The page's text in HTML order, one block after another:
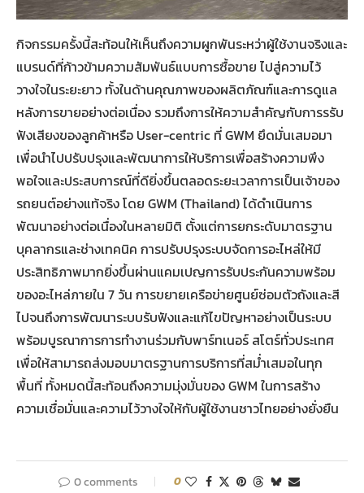
กิจกรรมครั้งนี้สะท้อนให้เห็นถึงความผูกพันระหว่าผู้ใช้งานจริงและ
แบรนด์ที่ก้าวข้ามความสัมพันธ์แบบการซื้อขาย ไปสู่ความไว้
วางใจในระยะยาว ทั้งในด้านคุณภาพของผลิตภัณฑ์และการดูแล
หลังการขายอย่างต่อเนื่อง รวมถึงการให้ความสำคัญกับการรรับ
ฟังเสียงของลูกค้าหรือ User-centric ที่ GWM ยึดมั่นเสมอมา
เพื่อนำไปปรับปรุงและพัฒนาการให้บริการเพื่อสร้างความพึง
พอใจและประสบการณ์ที่ดียิ่งขึ้นตลอดระยะเวลาการเป็นเจ้าของ
รถยนต์อย่างแท้จริง โดย GWM (Thailand) ได้ดำเนินการ
พัฒนาอย่างต่อเนื่องในหลายมิติ ตั้งแต่การยกระดับมาตรฐาน
บุคลากรและช่างเทคนิค การปรับปรุงระบบจัดการอะไหล่ให้มี
ประสิทธิภาพมากยิ่งขึ้นผ่านแคมเปญการรับประกันความพร้อม
ของอะไหล่ภายใน 7 วัน การขยายเครือข่ายศูนย์ซ่อมตัวถังและสี
ไปจนถึงการพัฒนาระบบรับฟังและแก้ไขปัญหาอย่างเป็นระบบ
พร้อมบูรณาการการทำงานร่วมกับพาร์ทเนอร์ สโตร์ทั่วประเทศ
เพื่อให้สามารถส่งมอบมาตรฐานการบริการที่สม่ำเสมอในทุก
พื้นที่ ทั้งหมดนี้สะท้อนถึงความมุ่งมั่นของ GWM ในการสร้าง
ความเชื่อมั่นและความไว้วางใจให้กับผู้ใช้งานชาวไทยอย่างยั่งยืน
0 comments 0